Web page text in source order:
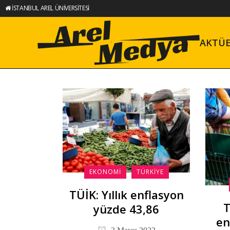
İSTANBUL AREL ÜNİVERSİTESİ
EKONOMI TÜRKIYE
TÜİK: Yıllık enflasyon
yüzde 43,86